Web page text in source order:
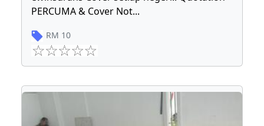
PERCUMA & Cover Not...
RM 10